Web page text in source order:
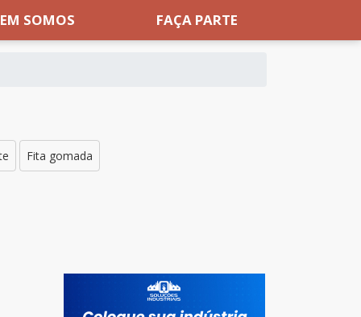
SOMOS FAÇA PARTE
Fita gomada